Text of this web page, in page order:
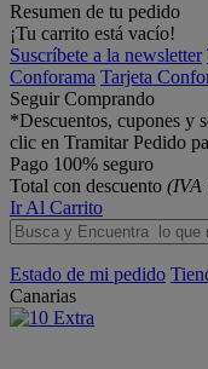
Resumen de tu pedido
¡Tu carrito está vacío!
Suscríbete a la newsletter
Conforama Tarjeta
Seguir Comprando
*Descuentos, cupones y
clic en Tramitar Pedido
Pago 100% seguro
Total con descuento (IVA
Ir Al Carrito
Estado de mi pedido
Canarias